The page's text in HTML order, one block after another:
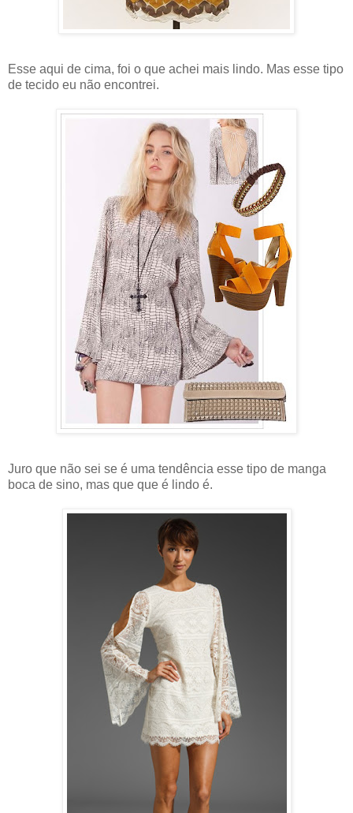
Esse aqui de cima, foi o que achei mais lindo. Mas esse tipo
de tecido eu não encontrei.
Juro que não sei se é uma tendência esse tipo de manga
boca de sino, mas que que é lindo é.